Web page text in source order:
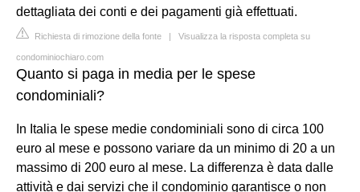
dettagliata dei conti e dei pagamenti già effettuati.
Richiesta di rimozione della fonte | Visualizza la risposta completa su
condominiochiaro.com
Quanto si paga in media per le spese
condominiali?
In Italia le spese medie condominiali sono di circa 100
euro al mese e possono variare da un minimo di 20 a un
massimo di 200 euro al mese. La differenza è data dalle
attività e dai servizi che il condominio garantisce o non